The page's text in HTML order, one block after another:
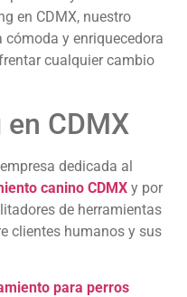
en CDMX, nuestro
y enriquecedora
cualquier cambio
CDMX
dedicada al
canino CDMX y por
de herramientas
clientes humanos y sus
para perros